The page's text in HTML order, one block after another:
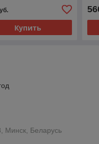
Купить
Минск, Беларусь